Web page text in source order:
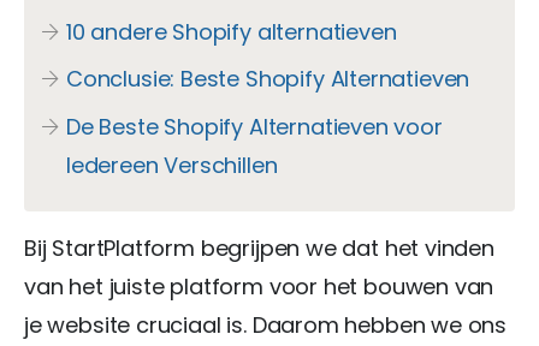
10 andere Shopify alternatieven
Conclusie: Beste Shopify Alternatieven
De Beste Shopify Alternatieven voor
Iedereen Verschillen
Bij StartPlatform begrijpen we dat het vinden
van het juiste platform voor het bouwen van
je website cruciaal is. Daarom hebben we ons